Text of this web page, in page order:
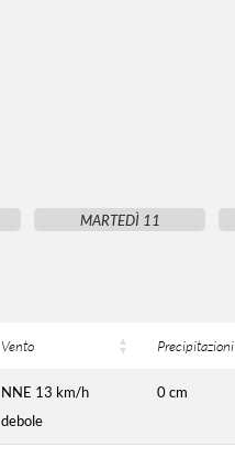
MARTEDÌ 11
Vento Precipitazioni
NNE 13 km/h
debole
0 cm